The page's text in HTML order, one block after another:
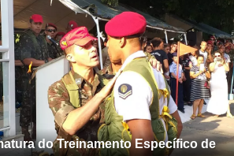
do Treinamento Específico de